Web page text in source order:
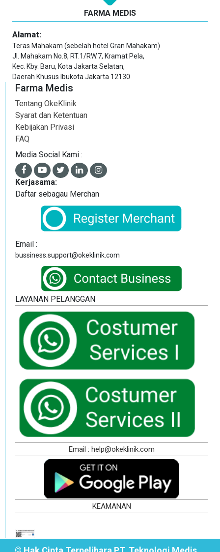
FARMA MEDIS
Alamat:
Teras Mahakam (sebelah hotel Gran Mahakam)
Jl. Mahakam No.8, RT.1/RW.7, Kramat Pela,
Kec. Kby. Baru, Kota Jakarta Selatan,
Daerah Khusus Ibukota Jakarta 12130
Farma Medis
Tentang OkeKlinik
Syarat dan Ketentuan
Kebijakan Privasi
FAQ
Media Social Kami :
Kerjasama:
Daftar sebagau Merchan
Email :
bussiness.support@okeklinik.com
LAYANAN PELANGGAN
Email : help@okeklinik.com
KEAMANAN